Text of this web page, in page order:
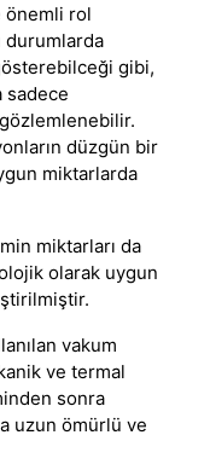
önemli rol
durumlarda
gibi,
sadece
düzgün bir
miktarlarda
miktarları da
olarak uygun
vakum
ve termal
sonra
uzun ömürlü ve